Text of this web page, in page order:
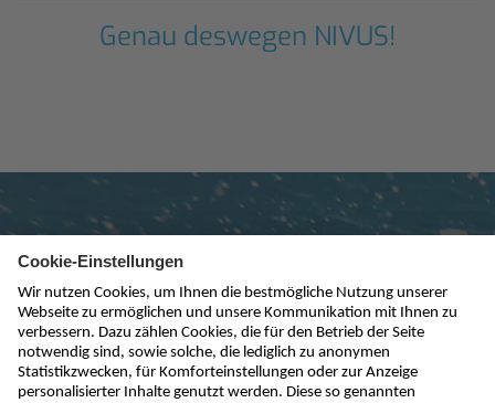
Genau deswegen NIVUS!
Newsletter abonnieren
absenden